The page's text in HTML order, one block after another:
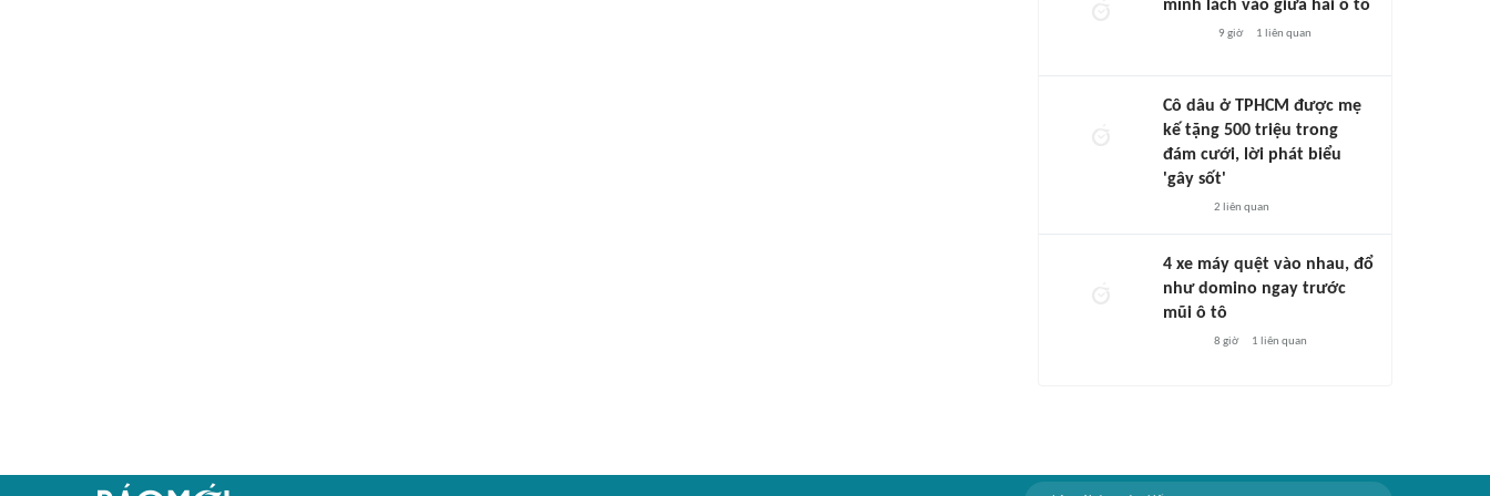
mình lách vào giữa hai ô tô
9 giờ 1 liên quan
Cô dâu ở TPHCM được mẹ
kế tặng 500 triệu trong
đám cưới, lời phát biểu
'gây sốt'
2 liên quan
4 xe máy quệt vào nhau, đổ
như domino ngay trước
mũi ô tô
8 giờ 1 liên quan